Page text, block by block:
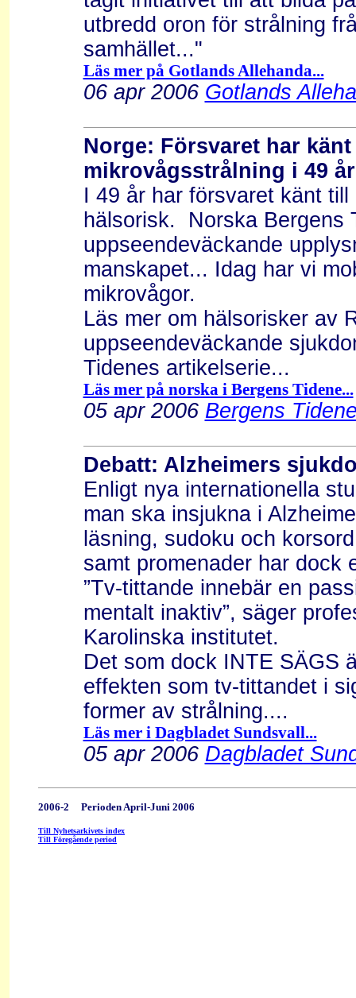
utbredd oron för strålning
samhället..."
Läs mer på Gotlands Allehanda...
06 apr 2006 Gotlands
Norge: Försvaret har
mikrovågsstrålning i 49 år
I 49 år har försvaret känt
hälsorisk. Norska Bergens
uppseendeväckande
manskapet... Idag har vi
mikrovågor.
Läs mer om hälsorisker av
uppseendeväckande
Tidenes artikelserie...
Läs mer på norska i Bergens Tidene...
05 apr 2006 Bergens
Debatt: Alzheimers
Enligt nya internationella
man ska insjukna i
läsning, sudoku och
samt promenader har dock
”Tv-tittande innebär en
mentalt inaktiv”, säger
Karolinska institutet.
Det som dock INTE SÄGS
effekten som tv-tittandet i
former av strålning....
Läs mer i Dagbladet Sundsvall...
05 apr 2006 Dagbladet
2006-2 Perioden April-Juni 2006
Till Nyhetsarkivets index
Till Föregående period